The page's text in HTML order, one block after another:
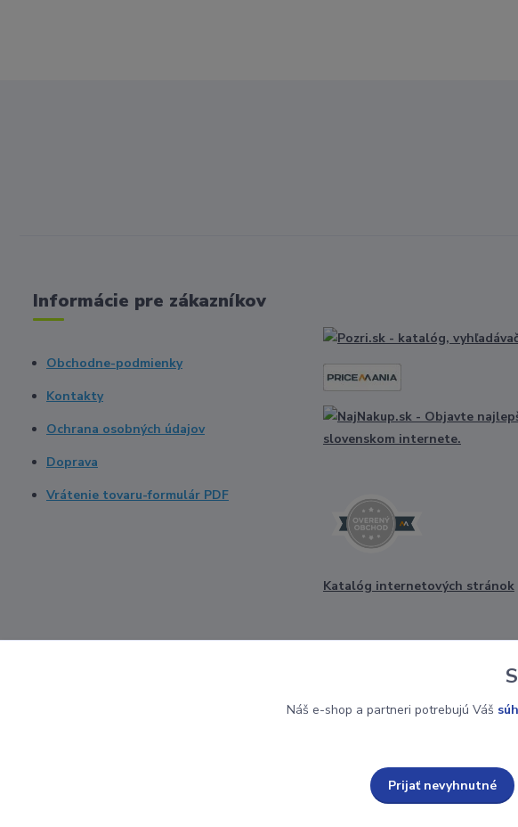
Informácie pre zákazníkov
Obchodne-podmienky
Kontakty
Ochrana osobných údajov
Doprava
Vrátenie tovaru-formulár PDF
Katalóg internetových stránok
Náš e-shop a partneri potrebujú Váš
Prijať nevyhnutné